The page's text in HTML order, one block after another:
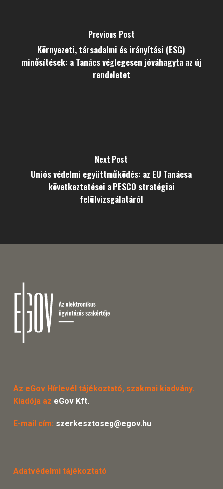
Previous Post
Környezeti, társadalmi és irányítási (ESG)
minősítések: a Tanács véglegesen jóváhagyta az új
rendeletet
Next Post
Uniós védelmi együttműködés: az EU Tanácsa
következtetései a PESCO stratégiai
felülvizsgálatáról
Az eGov Hírlevél tájékoztató, szakmai kiadvány.
Kiadója az eGov Kft.
E-mail cím: szerkesztoseg@egov.hu
Adatvédelmi tájékoztató